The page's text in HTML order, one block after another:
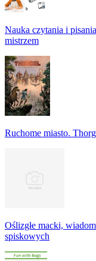
Nauka czytania i
mistrzem
Ruchome miasto.
Oślizgłe macki,
spiskowych